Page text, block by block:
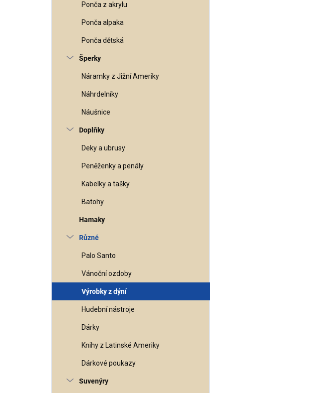
Ponča z akrylu
Ponča alpaka
Ponča dětská
Šperky
Náramky z Jižní Ameriky
Náhrdelníky
Náušnice
Doplňky
Deky a ubrusy
Peněženky a penály
Kabelky a tašky
Batohy
Hamaky
Různé
Palo Santo
Vánoční ozdoby
Výrobky z dýní
Hudební nástroje
Dárky
Knihy z Latinské Ameriky
Dárkové poukazy
Suvenýry